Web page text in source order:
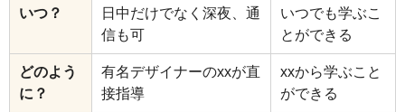
いつ？
日中だけでなく深夜、通
信も可
いつでも学ぶこ
とができる
どのよう
に？
有名デザイナーのxxが直
接指導
xxから学ぶこと
ができる